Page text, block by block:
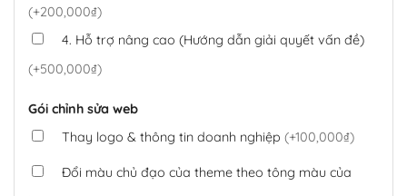
(+200,000₫)
4. Hỗ trợ nâng cao (Hướng dẫn giải quyết vấn đề)
(+500,000₫)
Gói chỉnh sửa web
Thay logo & thông tin doanh nghiệp (+100,000₫)
Đổi màu chủ đạo của theme theo tông màu của